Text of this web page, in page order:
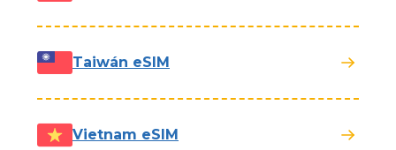
Taiwán eSIM
Vietnam eSIM